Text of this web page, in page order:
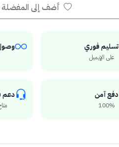
أضف إلى المفضلة
تسليم فوري
على الإيميل
دفع آمن
100%
دعم